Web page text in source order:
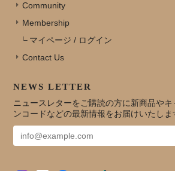
Community
Membership
マイページ / ログイン
Contact Us
NEWS LETTER
ニュースレターをご購読の方に新商品や
ンコードなどの最新情報をお届けいたしま